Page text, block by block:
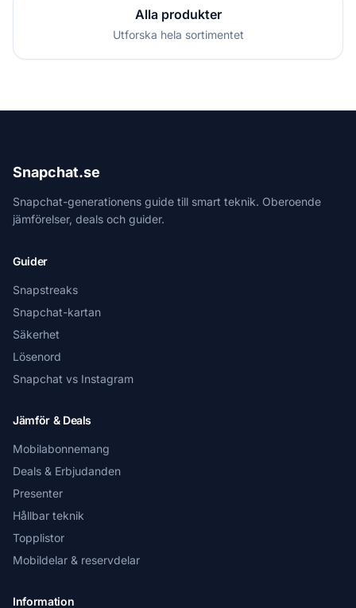
Alla produkter
Utforska hela sortimentet
Snapchat.se
Snapchat-generationens guide till smart teknik. Oberoende
jämförelser, deals och guider.
Guider
Snapstreaks
Snapchat-kartan
Säkerhet
Lösenord
Snapchat vs Instagram
Jämför & Deals
Mobilabonnemang
Deals & Erbjudanden
Presenter
Hållbar teknik
Topplistor
Mobildelar & reservdelar
Information